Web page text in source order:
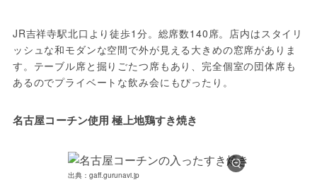
JR吉祥寺駅北口より徒歩1分。総席数140席。店内はスタイリ
ッシュな和モダンな空間で外が見える大きめの窓席がありま
す。テーブル席と掘りごたつ席もあり、完全個室の団体席も
あるのでプライベートな飲み会にもぴったり。
名古屋コーチン使用 極上地鶏すき焼き
出典：gaff.gurunavi.jp